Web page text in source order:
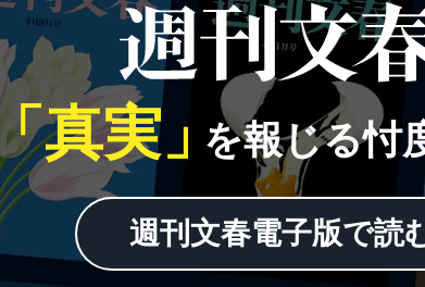
かした日本代表監督に... 「最悪の空気の
観る
ワードタグ一覧
輝 #高市早苗 #後藤真希 #森岡毅 #城彰二 #
和田武真実」を報じる忖
週刊文春電子版で読